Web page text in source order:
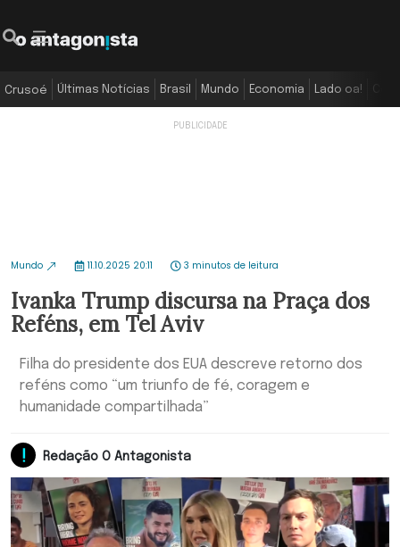
Crusoé Últimas Notícias Brasil Mundo Economia Lado oa!
Mundo 11.10.2025 20:11 3 minutos de leitura
Ivanka Trump discursa na Praça dos
Reféns, em Tel Aviv
Filha do presidente dos EUA descreve retorno dos
reféns como “um triunfo de fé, coragem e
humanidade compartilhada”
Redação O Antagonista